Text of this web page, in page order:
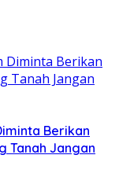
Berikan
Tanah Jangan